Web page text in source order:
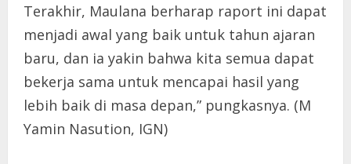
Terakhir, Maulana berharap raport ini dapat
menjadi awal yang baik untuk tahun ajaran
baru, dan ia yakin bahwa kita semua dapat
bekerja sama untuk mencapai hasil yang
lebih baik di masa depan,” pungkasnya. (M
Yamin Nasution, IGN)